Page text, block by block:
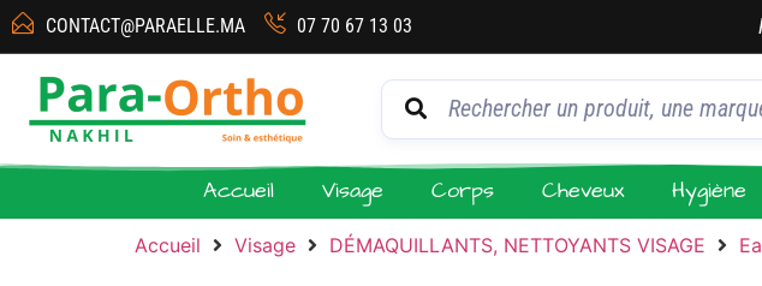
CONTACT@PARAELLE.MA 07 70 67 13 03
Accueil Visage Corps Cheveux Hygiène
Accueil Visage DÉMAQUILLANTS, NETTOYANTS VISAGE